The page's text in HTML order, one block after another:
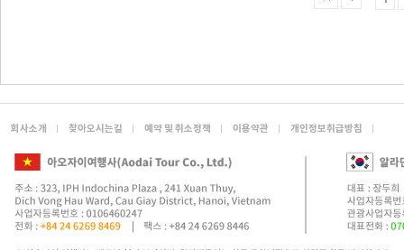
회사소개 찾아오시는길 예약 및 취소정책 이용약관 개인정보취급방침